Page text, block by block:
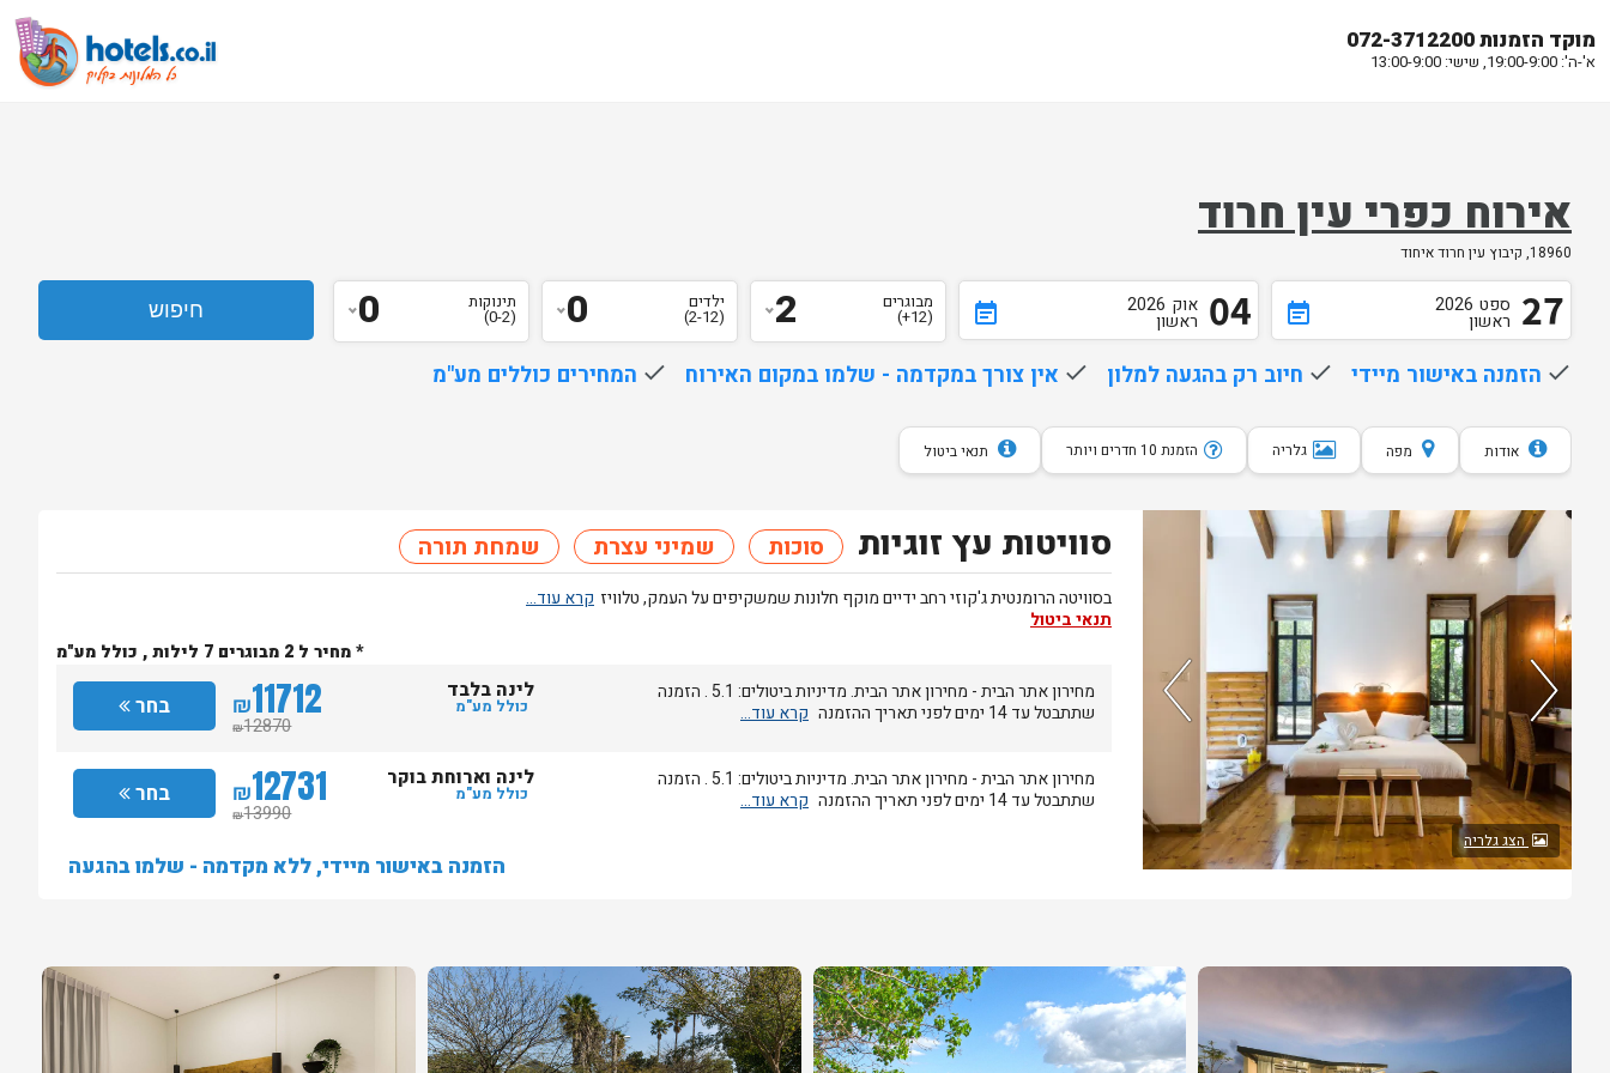
מוקד הזמנות 072-3712200
א'-ה': 19:00-9:00, שישי: 13:00-9:00
אירוח כפרי עין חרוד
18960, קיבוץ עין חרוד איחוד
event_note 27 ספט 2026
ראשון event_note 04 אוק 2026
ראשון
מבוגרים
(12+)
2 ילדים
(2-12)
0 תינוקות
(0-2)
0
done הזמנה באישור מיידי done חיוב רק בהגעה למלון done אין צורך במקדמה - שלמו במקום האירוח done המחירים כוללים מע"מ
אודות מפה גלריה הזמנת 10 חדרים ויותר תנאי ביטול
חדר אחרון בממשק
הצג גלריה
סוויטות עץ זוגיות סוכות שמיני עצרת שמחת תורה
בסוויטה הרומנטית ג'קוזי רחב ידיים מוקף חלונות שמשקיפים על העמק, טלוויז
תנאי ביטול
* מחיר ל 2 מבוגרים 7 לילות , כולל מע"מ
מחירון אתר הבית - מחירון אתר הבית. מדיניות ביטולים: 5.1 . הזמנה
שתתבטל עד 14 ימים לפני תאריך ההזמנה
בחר ₪11712
₪12870
לינה בלבד
כולל מע"מ
מחירון אתר הבית - מחירון אתר הבית. מדיניות ביטולים: 5.1 . הזמנה
שתתבטל עד 14 ימים לפני תאריך ההזמנה
בחר ₪12731
₪13990
לינה וארוחת בוקר
כולל מע"מ
הזמנה באישור מיידי, ללא מקדמה - שלמו בהגעה